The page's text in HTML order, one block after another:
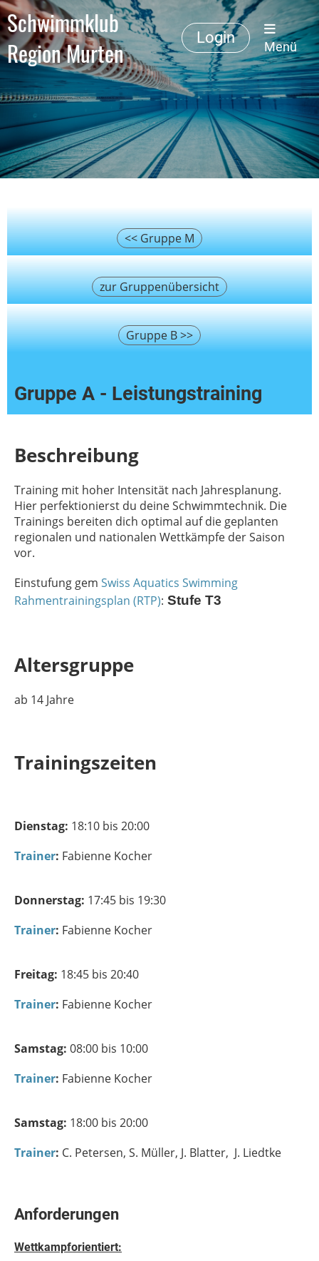
Schwimmklub
Region Murten
Login
Menü
<< Gruppe M
zur Gruppenübersicht
Gruppe B >>
Gruppe A - Leistungstraining
Beschreibung
Training mit hoher Intensität nach Jahresplanung.
Hier perfektionierst du deine Schwimmtechnik. Die
Trainings bereiten dich optimal auf die geplanten
regionalen und nationalen Wettkämpfe der Saison
vor.
Einstufung gem Swiss Aquatics Swimming
Rahmentrainingsplan (RTP): Stufe T3
Altersgruppe
ab 14 Jahre
Trainingszeiten
Dienstag: 18:10 bis 20:00
Trainer: Fabienne Kocher
Donnerstag: 17:45 bis 19:30
Trainer: Fabienne Kocher
Freitag: 18:45 bis 20:40
Trainer: Fabienne Kocher
Samstag: 08:00 bis 10:00
Trainer: Fabienne Kocher
Samstag: 18:00 bis 20:00
Trainer: C. Petersen, S. Müller, J. Blatter, J. Liedtke
Anforderungen
Wettkampforientiert: